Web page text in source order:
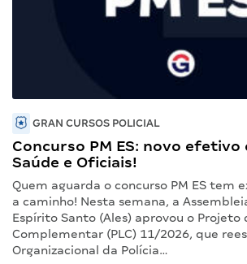
GRAN CURSOS POLICIAL
Concurso PM ES: novo efetivo
Saúde e Oficiais!
Quem aguarda o concurso PM ES tem
a caminho! Nesta semana, a
Espírito Santo (Ales) aprovou o Projeto
Complementar (PLC) 11/2026, que
Organizacional da Polícia…